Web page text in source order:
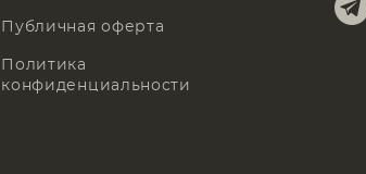
Публичная оферта
Политика
конфиденциальности